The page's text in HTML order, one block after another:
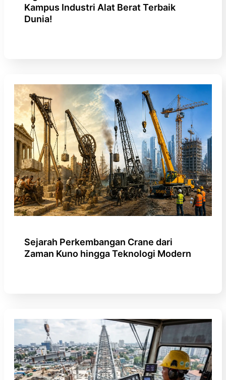
Kampus Industri Alat Berat Terbaik
Dunia!
Sejarah Perkembangan Crane dari
Zaman Kuno hingga Teknologi Modern